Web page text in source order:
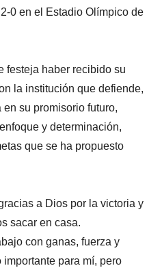
0 en el Estadio Olímpico de
festeja haber recibido su
la institución que defiende,
su promisorio futuro,
y determinación,
que se ha propuesto
a Dios por la victoria y
sacar en casa.
con ganas, fuerza y
para mí, pero